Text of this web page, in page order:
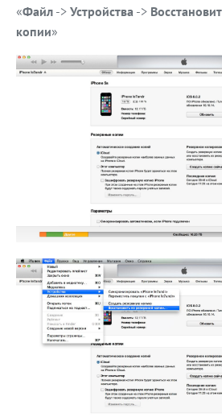
«Файл -> Устройства ->
копии»